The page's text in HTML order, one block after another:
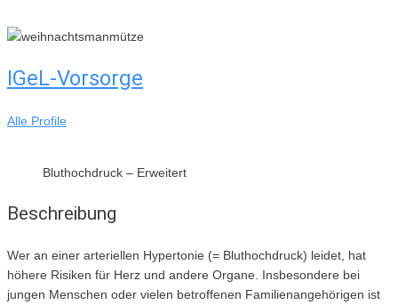
to
IGeL-Vorsorge
Alle Profile
Bluthochdruck – Erweitert
Beschreibung
Wer an einer arteriellen Hypertonie (= Bluthochdruck) leidet, hat
höhere Risiken für Herz und andere Organe. Insbesondere bei
jungen Menschen oder vielen betroffenen Familienangehörigen ist